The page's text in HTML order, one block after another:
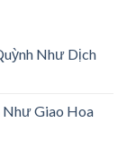
Như Dịch
Giao Hoa